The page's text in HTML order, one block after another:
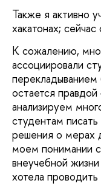
Также я активно
хакатонах;
К сожалению,
ассоциировали
остается
анализируем
студентам
решения о мерах
моем понимании
внеучебной
хотела